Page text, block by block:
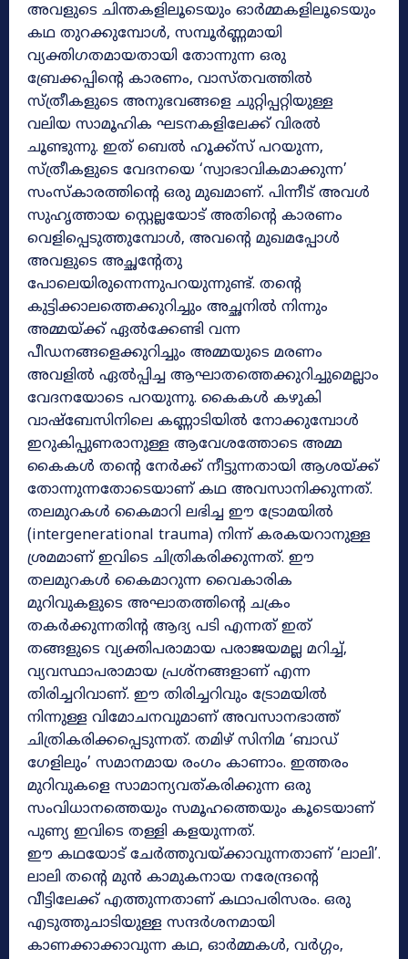
അവളുടെ ചിന്തകളിലൂടെയും ഓർമ്മകളിലൂടെയും
കഥ തുറക്കുമ്പോൾ, സമ്പൂർണ്ണമായി
വ്യക്തിഗതമായതായി തോന്നുന്ന ഒരു
ബ്രേക്കപ്പിന്റെ കാരണം, വാസ്തവത്തിൽ
സ്ത്രീകളുടെ അനുഭവങ്ങളെ ചുറ്റിപ്പറ്റിയുള്ള
വലിയ സാമൂഹിക ഘടനകളിലേക്ക് വിരൽ
ചൂണ്ടുന്നു. ഇത് ബെൽ ഹൂക്ക്സ് പറയുന്ന,
സ്ത്രീകളുടെ വേദനയെ ‘സ്വാഭാവികമാക്കുന്ന’
സംസ്കാരത്തിന്റെ ഒരു മുഖമാണ്. പിന്നീട് അവൾ
സുഹൃത്തായ സ്റ്റെല്ലയോട് അതിന്റെ കാരണം
വെളിപ്പെടുത്തുമ്പോൾ, അവന്റെ മുഖമപ്പോൾ
അവളുടെ അച്ഛന്റേതു
പോലെയിരുന്നെന്നുപറയുന്നുണ്ട്. തന്റെ
കുട്ടിക്കാലത്തെക്കുറിച്ചും അച്ഛനിൽ നിന്നും
അമ്മയ്ക്ക് ഏൽക്കേണ്ടി വന്ന
പീഡനങ്ങളെക്കുറിച്ചും അമ്മയുടെ മരണം
അവളിൽ ഏൽപ്പിച്ച ആഘാതത്തെക്കുറിച്ചുമെല്ലാം
വേദനയോടെ പറയുന്നു. കൈകൾ കഴുകി
വാഷ്ബേസിനിലെ കണ്ണാടിയിൽ നോക്കുമ്പോൾ
ഇറുകിപ്പുണരാനുള്ള ആവേശത്തോടെ അമ്മ
കൈകൾ തന്റെ നേർക്ക് നീട്ടുന്നതായി ആശയ്ക്ക്
തോന്നുന്നതോടെയാണ് കഥ അവസാനിക്കുന്നത്.
തലമുറകൾ കൈമാറി ലഭിച്ച ഈ ട്രോമയിൽ
(intergenerational trauma) നിന്ന് കരകയറാനുള്ള
ശ്രമമാണ് ഇവിടെ ചിത്രികരിക്കുന്നത്. ഈ
തലമുറകൾ കൈമാറുന്ന വൈകാരിക
മുറിവുകളുടെ അഘാതത്തിന്റെ ചക്രം
തകർക്കുന്നതിന്റ ആദ്യ പടി എന്നത് ഇത്
തങ്ങളുടെ വ്യക്തിപരാമായ പരാജയമല്ല മറിച്ച്,
വ്യവസ്ഥാപരാമായ പ്രശ്നങ്ങളാണ് എന്ന
തിരിച്ചറിവാണ്. ഈ തിരിച്ചറിവും ട്രോമയിൽ
നിന്നുള്ള വിമോചനവുമാണ് അവസാനഭാത്ത്
ചിത്രികരിക്കപ്പെടുന്നത്. തമിഴ് സിനിമ ‘ബാഡ്
ഗേളിലും’ സമാനമായ രംഗം കാണാം. ഇത്തരം
മുറിവുകളെ സാമാന്യവത്കരിക്കുന്ന ഒരു
സംവിധാനത്തെയും സമൂഹത്തെയും കൂടെയാണ്
പുണ്യ ഇവിടെ തള്ളി കളയുന്നത്.
ഈ കഥയോട് ചേർത്തുവയ്ക്കാവുന്നതാണ് ‘ലാലി’.
ലാലി തന്റെ മുൻ കാമുകനായ നരേന്ദ്രന്റെ
വീട്ടിലേക്ക് എത്തുന്നതാണ് കഥാപരിസരം. ഒരു
എടുത്തുചാടിയുള്ള സന്ദർശനമായി
കാണക്കാക്കാവുന്ന കഥ, ഓർമ്മകൾ, വർഗ്ഗം,